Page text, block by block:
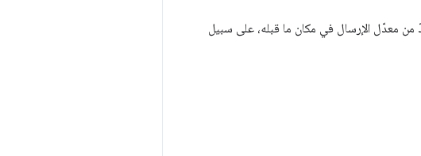
معدّل الإرسال في مكان ما قبله، على سبيل